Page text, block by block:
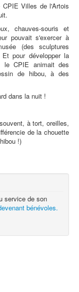
CPIE Villes de l'Artois
chauves-souris et
pouvait s'exercer à
(des sculptures
pour développer la
le CPIE animait des
de hibou, à des
dans la nuit !
à tort, oreilles,
de la chouette
!)
service de son
bénévoles.